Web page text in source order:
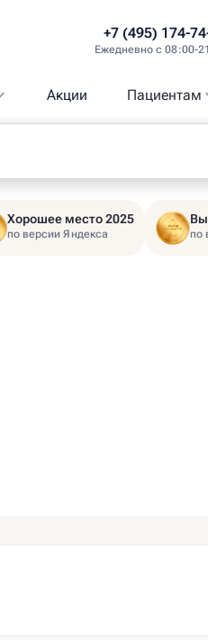
+7 (495) 174-
Ежедневно с 08:00-
Акции Пациентам
Хорошее место 2025
по версии Яндекса по